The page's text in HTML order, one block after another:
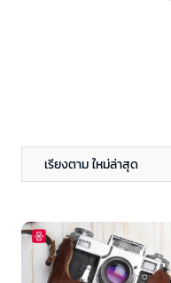
เรียงตาม ใหม่ล่าสุด